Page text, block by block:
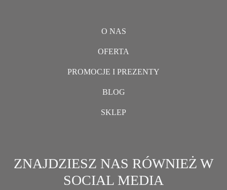
O NAS
OFERTA
PROMOCJE I PREZENTY
BLOG
SKLEP
ZNAJDZIESZ NAS RÓWNIEŻ W
SOCIAL MEDIA